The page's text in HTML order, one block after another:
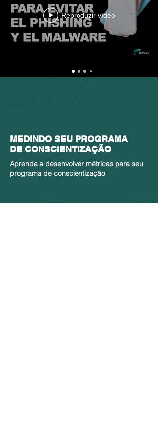
MEDINDO SEU PROGRAMA
DE CONSCIENTIZAÇÃO
Aprenda a desenvolver métricas para seu
programa de conscientização
Reproduzir vídeo